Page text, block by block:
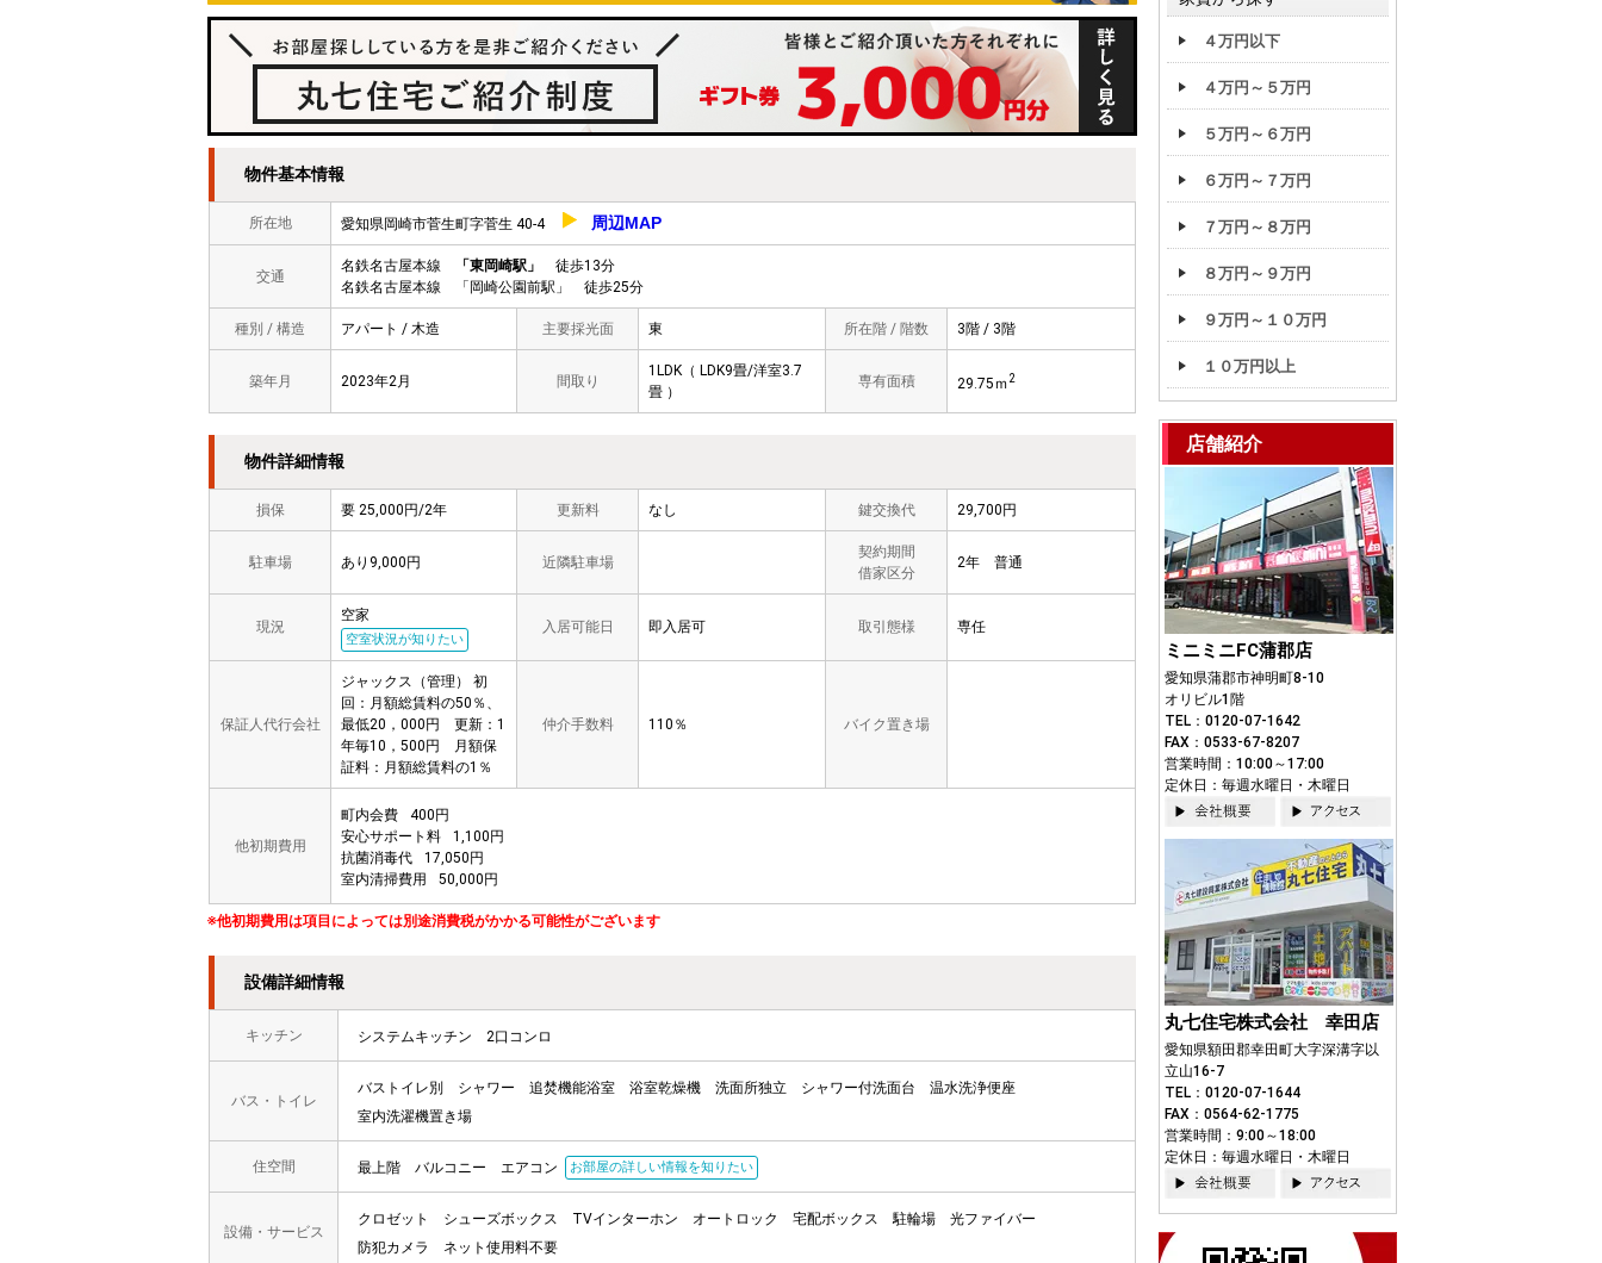
物件基本情報
所在地 愛知県岡崎市菅生町字菅生 40-4 周辺MAP
交通
名鉄名古屋本線 「東岡崎駅」
徒歩13分
名鉄名古屋本線 「岡崎公園前駅」 徒歩25分
種別 / 構造 アパート / 木造 主要採光面 東 所在階 / 階数 3階 / 3階
築年月 2023年2月 間取り
1LDK（ LDK9畳/洋室3.7
畳 ）
専有面積 29.75ｍ2
物件詳細情報
損保 要 25,000円/2年 更新料 なし 鍵交換代 29,700円
駐車場 あり9,000円 近隣駐車場
契約期間
借家区分
2年 普通
現況
空家
空室状況が知りたい
入居可能日 即入居可 取引態様 専任
保証人代行会社
ジャックス（管理） 初
回：月額総賃料の50％、
最低20，000円 更新：1
年毎10，500円 月額保
証料：月額総賃料の1％
仲介手数料 110％ バイク置き場
他初期費用
町内会費
400円
安心サポート料
1,100円
抗菌消毒代
17,050円
室内清掃費用
50,000円
※他初期費用は項目によっては別途消費税がかかる可能性がございます
設備詳細情報
キッチン システムキッチン 2口コンロ
バス・トイレ
バストイレ別 シャワー 追焚機能浴室 浴室乾燥機 洗面所独立 シャワー付洗面台
温水洗浄便座
室内洗濯機置き場
住空間 最上階 バルコニー エアコン お部屋の詳しい情報を知りたい
設備・サービス
クロゼット シューズボックス TVインターホン オートロック 宅配ボックス 駐輪場
光ファイバー
防犯カメラ
ネット使用料不要
４万円以下
４万円～５万円
５万円～６万円
６万円～７万円
７万円～８万円
８万円～９万円
９万円～１０万円
１０万円以上
店舗紹介
ミニミニFC蒲郡店
愛知県蒲郡市神明町8-10
オリビル1階
TEL：0120-07-1642
FAX：0533-67-8207
営業時間：10:00～17:00
定休日：毎週水曜日・木曜日
丸七住宅株式会社 幸田店
愛知県額田郡幸田町大字深溝字以
立山16-7
TEL：0120-07-1644
FAX：0564-62-1775
営業時間：9:00～18:00
定休日：毎週水曜日・木曜日